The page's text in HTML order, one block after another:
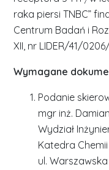
raka piersi TNBC”
Centrum Badań i
XII, nr LIDER/41/
Wymagane
Podanie
mgr inż.
Wydział
Katedra
ul. Warszawska